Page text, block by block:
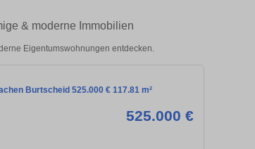
& moderne Immobilien
Eigentumswohnungen entdecken.
Burtscheid 525.000 € 117.81 m²
525.000 €